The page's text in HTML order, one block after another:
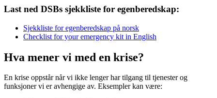
Last ned DSBs sjekkliste for egenberedskap:
Sjekkliste for egenberedskap på norsk
Checklist for your emergency kit in English
Hva mener vi med en krise?
En krise oppstår når vi ikke lenger har tilgang til tjenester og
funksjoner vi er avhengige av. Eksempler kan være: